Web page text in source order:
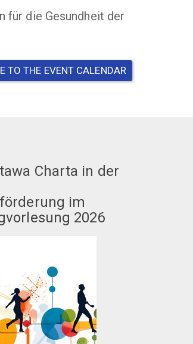
für die Gesundheit der
TO THE EVENT CALENDAR
Charta in der
im
2026